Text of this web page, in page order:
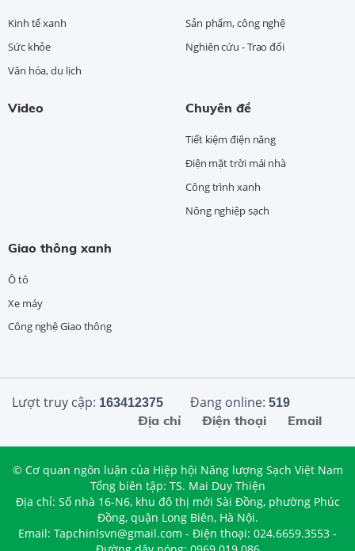
Kinh tế xanh
Sức khỏe
Văn hóa, du lịch
Sản phẩm, công nghệ
Nghiên cứu - Trao đổi
Video Chuyên đề
Tiết kiệm điện năng
Điện mặt trời mái nhà
Công trình xanh
Nông nghiệp sạch
Giao thông xanh
Ô tô
Xe máy
Công nghệ Giao thông
Lượt truy cập: 163412375 Đang online: 519
Email
Điện thoại
Địa chỉ
© Cơ quan ngôn luận của Hiệp hội Năng lượng Sạch Việt Nam
Tổng biên tập: TS. Mai Duy Thiện
Địa chỉ: Số nhà 16-N6, khu đô thị mới Sài Đồng, phường Phúc
Đồng, quận Long Biên, Hà Nội.
Email: Tapchinlsvn@gmail.com - Điện thoại: 024.6659.3553 -